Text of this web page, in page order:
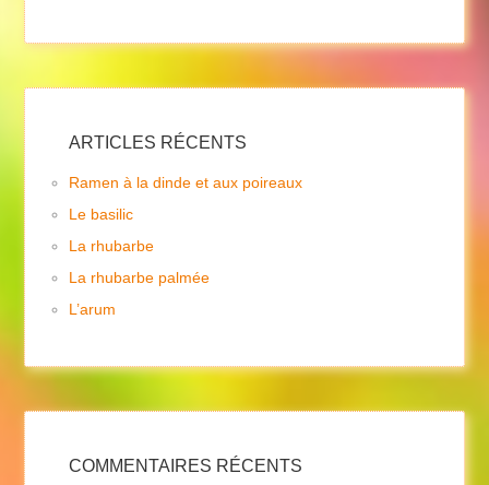
ARTICLES RÉCENTS
Ramen à la dinde et aux poireaux
Le basilic
La rhubarbe
La rhubarbe palmée
L’arum
COMMENTAIRES RÉCENTS